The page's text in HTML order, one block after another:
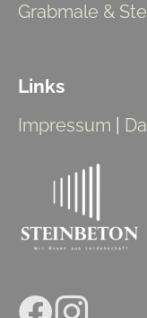
Grabmale &
Links
Impressum